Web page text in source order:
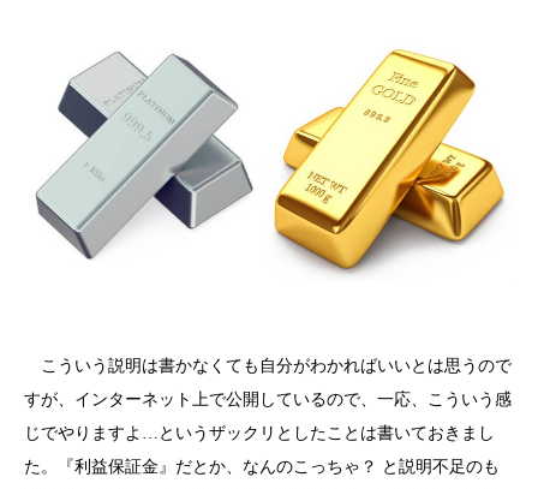
こういう説明は書かなくても自分がわかればいいとは思うので
すが、インターネット上で公開しているので、一応、こういう感
じでやりますよ…というザックリとしたことは書いておきまし
た。『利益保証金』だとか、なんのこっちゃ？ と説明不足のも